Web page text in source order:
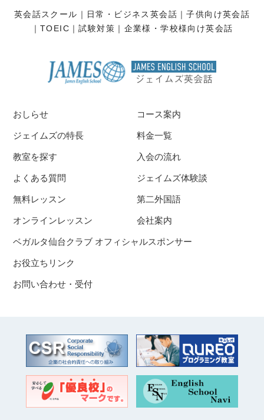
英会話スクール 日常・ビジネス英会話
子供向け英会話
TOEIC
試験対策 企業様・学校様向け英会話
おしらせ
ジェイムズの特長
教室を探す
コース案内
料金一覧
入会の流れ
よくある質問
無料レッスン
オンラインレッスン
ジェイムズ体験談
第二外国語
会社案内
ベガルタ仙台クラブ オフィシャルスポンサー
お役立ちリンク
お問い合わせ・受付